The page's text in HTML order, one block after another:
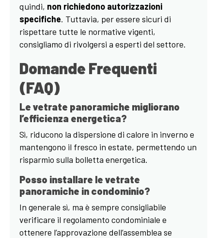
quindi, non richiedono autorizzazioni
specifiche. Tuttavia, per essere sicuri di
rispettare tutte le normative vigenti,
consigliamo di rivolgersi a esperti del settore.
Domande Frequenti
(FAQ)
Le vetrate panoramiche migliorano
l’efficienza energetica?
Sì, riducono la dispersione di calore in inverno e
mantengono il fresco in estate, permettendo un
risparmio sulla bolletta energetica.
Posso installare le vetrate
panoramiche in condominio?
In generale sì, ma è sempre consigliabile
verificare il regolamento condominiale e
ottenere l’approvazione dell’assemblea se